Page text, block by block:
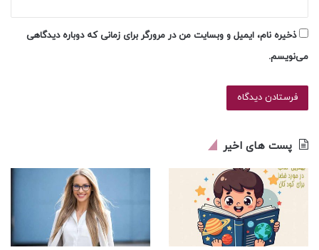
ذخیره نام، ایمیل و وبسایت من در مرورگر برای زمانی که دوباره دیدگاهی
می‌نویسم.
پست های اخیر